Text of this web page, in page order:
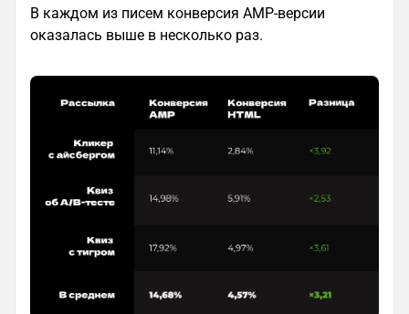
В каждом из писем конверсия AMP-версии
оказалась выше в несколько раз.